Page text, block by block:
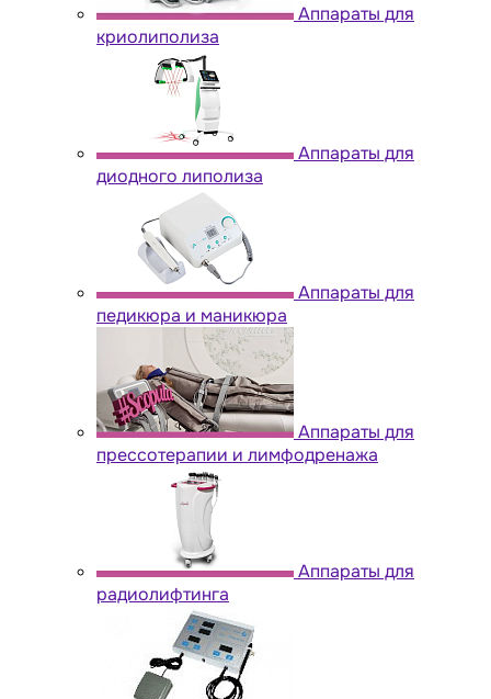
Аппараты для
криолиполиза
Аппараты для
диодного липолиза
Аппараты для
педикюра и маникюра
Аппараты для
прессотерапии и лимфодренажа
Аппараты для
радиолифтинга